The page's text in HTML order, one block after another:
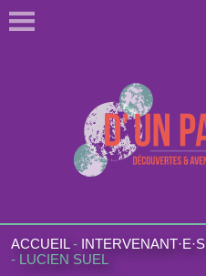
ACCUEIL- INTERVENANT·E·S
- LUCIEN SUEL